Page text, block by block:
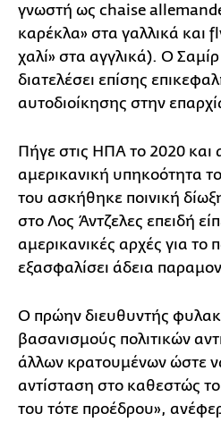
γνωστή ως chaise
καρέκλα» στα γαλλικά και
χαλί» στα αγγλικά). Ο
διατελέσει επίσης
αυτοδιοίκησης στην
Πήγε στις ΗΠΑ το 2020 και
αμερικανική υπηκοότητα
του ασκήθηκε ποινική
στο Λος Άντζελες επειδή
αμερικανικές αρχές για
εξασφαλίσει άδεια
Ο πρώην διευθυντής
βασανισμούς πολιτικών
άλλων κρατουμένων ώστε
αντίσταση στο καθεστώς
του τότε προέδρου»,